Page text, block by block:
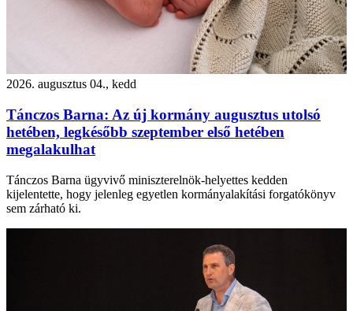
2026. augusztus 04., kedd
Tánczos Barna: Az új kormány augusztus utolsó
hetében, legkésőbb szeptember első hetében
megalakulhat
Tánczos Barna ügyvivő miniszterelnök-helyettes kedden
kijelentette, hogy jelenleg egyetlen kormányalakítási forgatókönyv
sem zárható ki.